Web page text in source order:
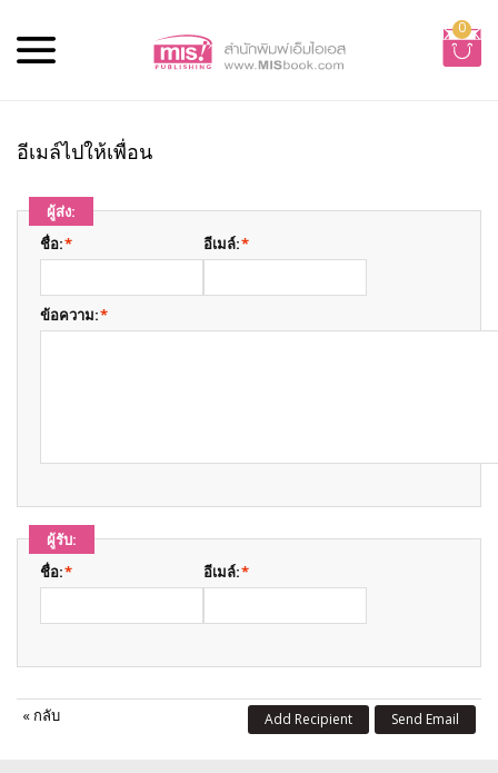
0
อีเมล์ไปให้เพื่อน
ผู้ส่ง:
*
ชื่อ: *
อีเมล์:
*
ข้อความ:
ผู้รับ:
*
ชื่อ: *
อีเมล์:
« กลับ Send Email
Add Recipient